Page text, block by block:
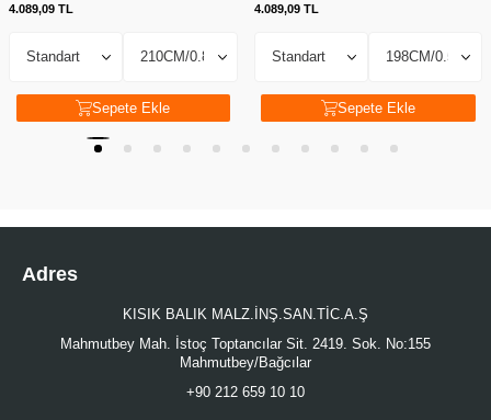
4.089,09 TL
Sepete Ekle
4.089,09TL
Sepete Ekle
Adres
KISIK BALIK MALZ.İNŞ.SAN.TİC.A.Ş
Mahmutbey Mah. İstoç Toptancılar Sit. 2419. Sok. No:155
Mahmutbey/Bağcılar
+90 212 659 10 10